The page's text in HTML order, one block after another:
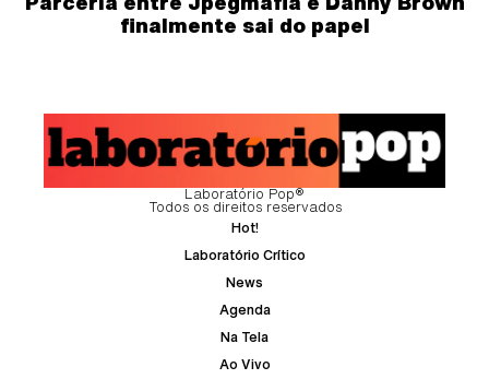
finalmente sai do papel
Laboratório Pop®
Todos os direitos reservados
Hot!
Laboratório Crítico
News
Agenda
Na Tela
Ao Vivo